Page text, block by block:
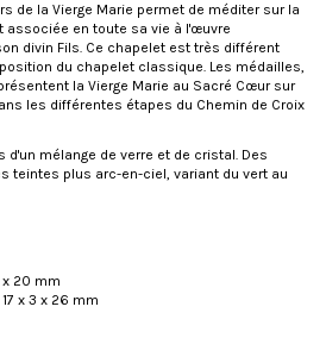
de la Vierge Marie permet de méditer sur la
associée en toute sa vie à l'œuvre
divin Fils. Ce chapelet est très différent
du chapelet classique. Les médailles,
la Vierge Marie au Sacré Cœur sur
les différentes étapes du Chemin de Croix
mélange de verre et de cristal. Des
teintes plus arc-en-ciel, variant du vert au
20 mm
x 3 x 26 mm